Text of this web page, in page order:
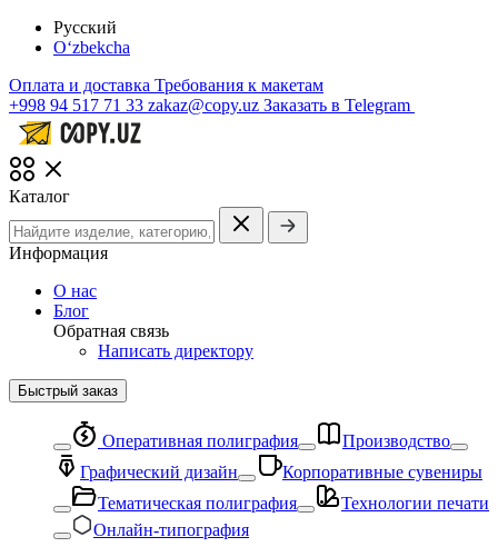
Русский
O‘zbekcha
Оплата и доставка Требования к макетам
+998 94 517 71 33 zakaz@copy.uz Заказать в Telegram
Каталог
Информация
О нас
Блог
Обратная связь
Написать директору
Быстрый заказ
Оперативная полиграфия
Производство
Графический дизайн
Корпоративные сувениры
Тематическая полиграфия
Технологии печати
Онлайн-типография